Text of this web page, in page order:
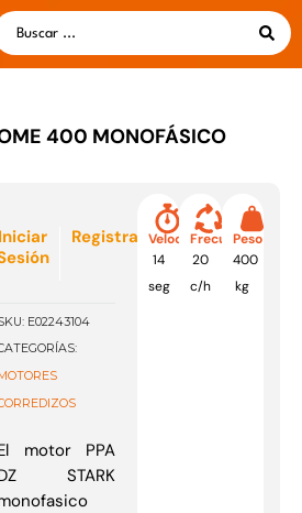
400 MONOFÁSICO
Iniciar
Registrarse
E02243104
motor PPA
STARK
Velocidad
14
seg
Frecuencia
20
c/h
Peso
400
kg